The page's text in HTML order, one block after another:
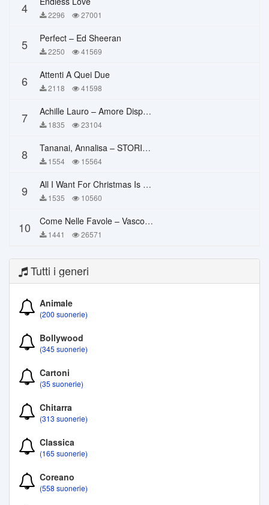
4 2296 27001
5 Perfect – Ed Sheeran
2250 41569
6 Attenti A Quei Due
2118 41598
7 Achille Lauro – Amore Disperato
1835 23104
8 Tananai, Annalisa – STORIE BREVI
1554 15564
9 All I Want For Christmas Is You – Mariah Carey
1535 10560
10 Come Nelle Favole – Vasco Rossi
1441 26571
Tutti i generi
Animale
(200 suonerie)
Bollywood
(345 suonerie)
Cartoni
(35 suonerie)
Chitarra
(313 suonerie)
Classica
(165 suonerie)
Coreano
(558 suonerie)